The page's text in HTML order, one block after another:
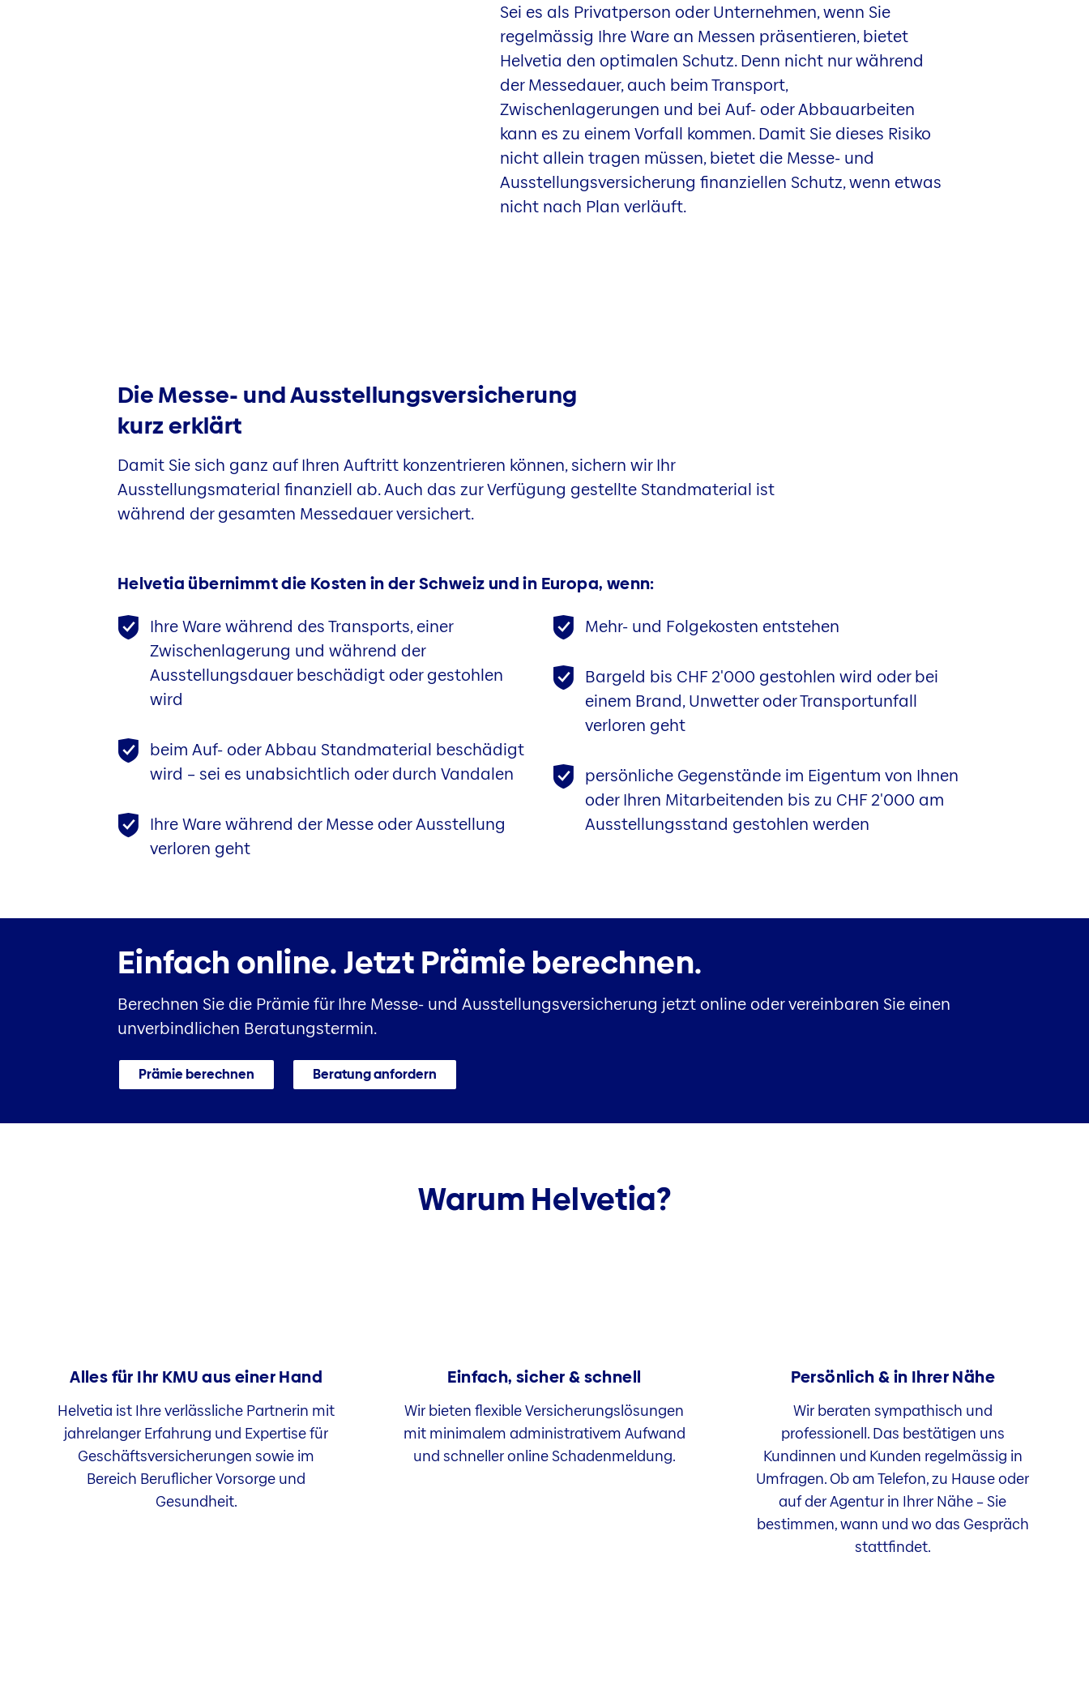
Sei es als Privatperson oder Unternehmen, wenn Sie
regelmässig Ihre Ware an Messen präsentieren, bietet
Helvetia den optimalen Schutz. Denn nicht nur während
der Messedauer, auch beim Transport,
Zwischenlagerungen und bei Auf- oder Abbauarbeiten
kann es zu einem Vorfall kommen. Damit Sie dieses Risiko
nicht allein tragen müssen, bietet die Messe- und
Ausstellungsversicherung finanziellen Schutz, wenn etwas
nicht nach Plan verläuft.
Die Messe- und Ausstellungsversicherung
kurz erklärt
Damit Sie sich ganz auf Ihren Auftritt konzentrieren können, sichern wir Ihr
Ausstellungsmaterial finanziell ab. Auch das zur Verfügung gestellte Standmaterial ist
während der gesamten Messedauer versichert.
Helvetia übernimmt die Kosten in der Schweiz und in Europa, wenn:
Ihre Ware während des Transports, einer
Zwischenlagerung und während der
Ausstellungsdauer beschädigt oder gestohlen
wird
beim Auf- oder Abbau Standmaterial beschädigt
wird – sei es unabsichtlich oder durch Vandalen
Ihre Ware während der Messe oder Ausstellung
verloren geht
Mehr- und Folgekosten entstehen
Bargeld bis CHF 2'000 gestohlen wird oder bei
einem Brand, Unwetter oder Transportunfall
verloren geht
persönliche Gegenstände im Eigentum von Ihnen
oder Ihren Mitarbeitenden bis zu CHF 2'000 am
Ausstellungsstand gestohlen werden
Einfach online.Jetzt Prämie berechnen.
Berechnen Sie die Prämie für Ihre Messe- und Ausstellungsversicherung jetzt online oder vereinbaren Sie einen
unverbindlichen Beratungstermin.
Prämie berechnen Beratung anfordern
Warum Helvetia?
Alles für Ihr KMU aus einer Hand
Helvetia ist Ihre verlässliche Partnerin mit
jahrelanger Erfahrung und Expertise für
Geschäftsversicherungen sowie im
Bereich Beruflicher Vorsorge und
Gesundheit.
Einfach, sicher & schnell
Wir bieten flexible Versicherungslösungen
mit minimalem administrativem Aufwand
und schneller online Schadenmeldung.
Persönlich & in Ihrer Nähe
Wir beraten sympathisch und
professionell. Das bestätigen uns
Kundinnen und Kunden regelmässig in
Umfragen. Ob am Telefon, zu Hause oder
auf der Agentur in Ihrer Nähe – Sie
bestimmen, wann und wo das Gespräch
stattfindet.